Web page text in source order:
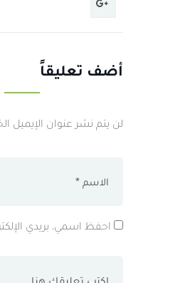
أضف تعليقاً
لن يتم نشر عنوان الإيميل
احفظ اسمي، بريدي